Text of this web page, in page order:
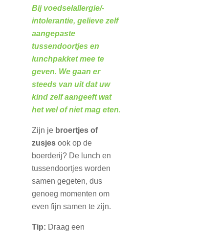
Bij voedselallergie/-
intolerantie, gelieve zelf
aangepaste
tussendoortjes en
lunchpakket mee te
geven. We gaan er
steeds van uit dat uw
kind zelf aangeeft wat
het wel of niet mag eten.
Zijn je broertjes of
zusjes ook op de
boerderij? De lunch en
tussendoortjes worden
samen gegeten, dus
genoeg momenten om
even fijn samen te zijn.
Tip: Draag een